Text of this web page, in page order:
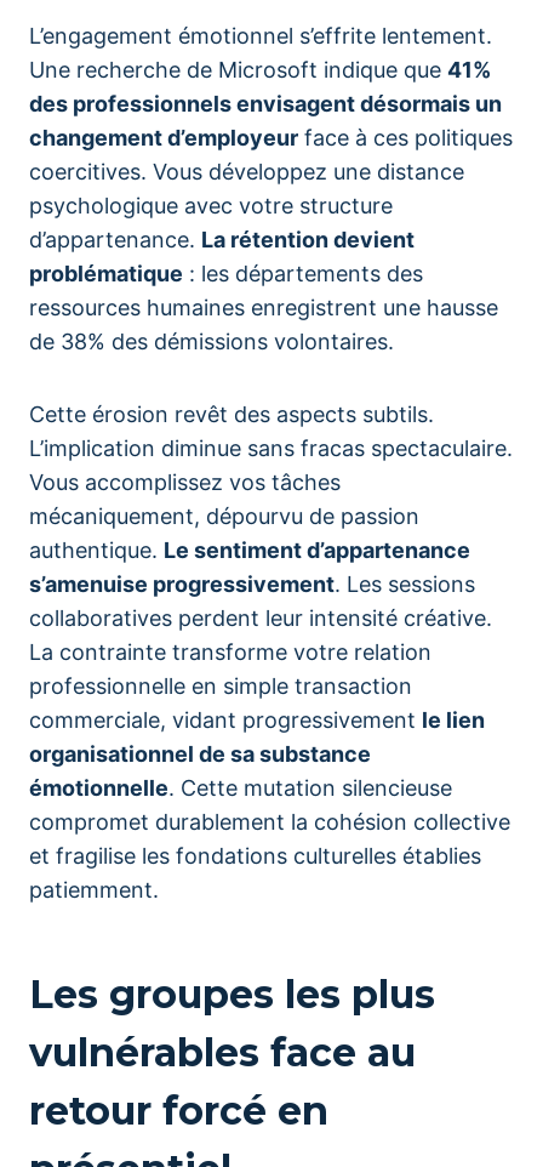
L’engagement émotionnel s’effrite lentement.
Une recherche de Microsoft indique que 41%
des professionnels envisagent désormais un
changement d’employeur face à ces politiques
coercitives. Vous développez une distance
psychologique avec votre structure
d’appartenance. La rétention devient
problématique : les départements des
ressources humaines enregistrent une hausse
de 38% des démissions volontaires.
Cette érosion revêt des aspects subtils.
L’implication diminue sans fracas spectaculaire.
Vous accomplissez vos tâches
mécaniquement, dépourvu de passion
authentique. Le sentiment d’appartenance
s’amenuise progressivement. Les sessions
collaboratives perdent leur intensité créative.
La contrainte transforme votre relation
professionnelle en simple transaction
commerciale, vidant progressivement le lien
organisationnel de sa substance
émotionnelle. Cette mutation silencieuse
compromet durablement la cohésion collective
et fragilise les fondations culturelles établies
patiemment.
Les groupes les plus
vulnérables face au
retour forcé en